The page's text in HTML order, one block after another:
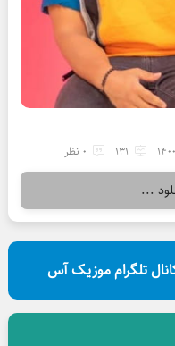
131 0 نظر
...
تلگرام موزیک آس